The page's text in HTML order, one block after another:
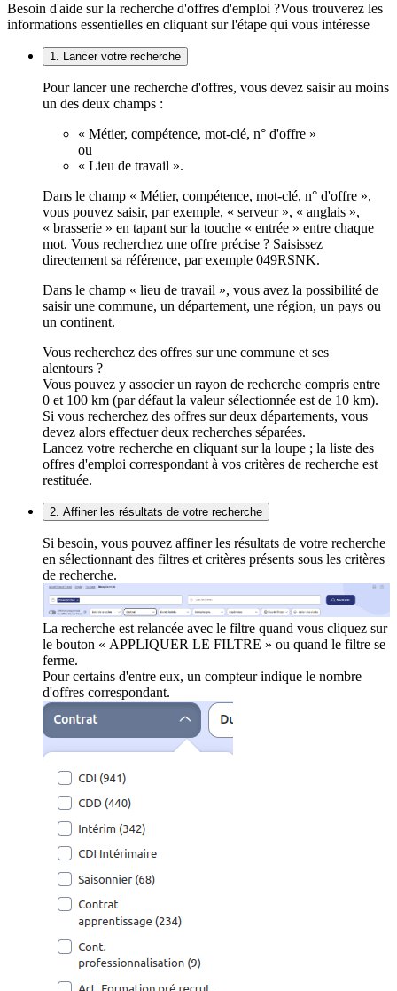
Besoin d'aide sur la recherche d'offres d'emploi ?Vous trouverez les
informations essentielles en cliquant sur l'étape qui vous intéresse
1. Lancer votre recherche
Pour lancer une recherche d'offres, vous devez saisir au moins
un des deux champs :
« Métier, compétence, mot-clé, n° d'offre »
ou
« Lieu de travail ».
Dans le champ « Métier, compétence, mot-clé, n° d'offre »,
vous pouvez saisir, par exemple, « serveur », « anglais »,
« brasserie » en tapant sur la touche « entrée » entre chaque
mot. Vous recherchez une offre précise ? Saisissez
directement sa référence, par exemple 049RSNK.
Dans le champ « lieu de travail », vous avez la possibilité de
saisir une commune, un département, une région, un pays ou
un continent.
Vous recherchez des offres sur une commune et ses
alentours ?
Vous pouvez y associer un rayon de recherche compris entre
0 et 100 km (par défaut la valeur sélectionnée est de 10 km).
Si vous recherchez des offres sur deux départements, vous
devez alors effectuer deux recherches séparées.
Lancez votre recherche en cliquant sur la loupe ; la liste des
offres d'emploi correspondant à vos critères de recherche est
restituée.
2. Affiner les résultats de votre recherche
Si besoin, vous pouvez affiner les résultats de votre recherche
en sélectionnant des filtres et critères présents sous les critères
de recherche.
La recherche est relancée avec le filtre quand vous cliquez sur
le bouton « APPLIQUER LE FILTRE » ou quand le filtre se
ferme.
Pour certains d'entre eux, un compteur indique le nombre
d'offres correspondant.